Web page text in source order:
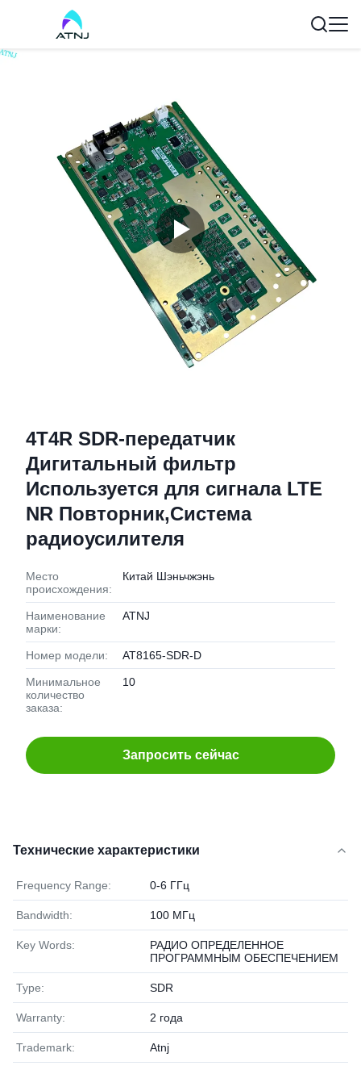
4T4R SDR-передатчик
Дигитальный фильтр
Используется для сигнала LTE
NR Повторник,Система
радиоусилителя
Место
происхождения:
Китай Шэньчжэнь
Наименование
марки:
ATNJ
Номер модели: AT8165-SDR-D
Минимальное
количество
заказа:
10
Запросить сейчас
Технические характеристики
Frequency Range: 0-6 ГГц
Bandwidth: 100 МГц
Key Words:
РАДИО ОПРЕДЕЛЕННОЕ
ПРОГРАММНЫМ ОБЕСПЕЧЕНИЕМ
Type: SDR
Warranty: 2 года
Trademark: Atnj